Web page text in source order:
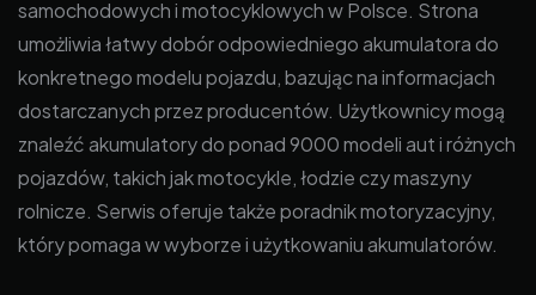
samochodowych i motocyklowych w Polsce. Strona
umożliwia łatwy dobór odpowiedniego akumulatora do
konkretnego modelu pojazdu, bazując na informacjach
dostarczanych przez producentów. Użytkownicy mogą
znaleźć akumulatory do ponad 9000 modeli aut i różnych
pojazdów, takich jak motocykle, łodzie czy maszyny
rolnicze. Serwis oferuje także poradnik motoryzacyjny,
który pomaga w wyborze i użytkowaniu akumulatorów.